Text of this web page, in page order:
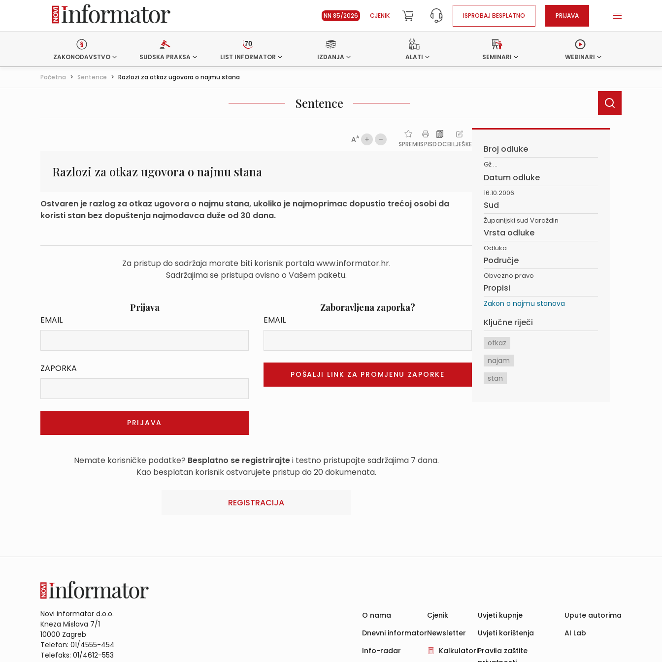
NN 85/2026 CJENIK ISPROBAJ BESPLATNO PRIJAVA
ZAKONODAVSTVO SUDSKA PRAKSA LIST INFORMATOR IZDANJA ALATI SEMINARI WEBINARI
Početna > Sentence > Razlozi za otkaz ugovora o najmu stana
Sentence
AA
SPREMIISPISDOCBILJEŠKE
Razlozi za otkaz ugovora o najmu stana
Ostvaren je razlog za otkaz ugovora o najmu stana, ukoliko je najmoprimac dopustio trećoj osobi da
koristi stan bez dopuštenja najmodavca duže od 30 dana.
Za pristup do sadržaja morate biti korisnik portala www.informator.hr.
Sadržajima se pristupa ovisno o Vašem paketu.
Prijava
EMAIL
ZAPORKA
Zaboravljena zaporka?
EMAIL
Nemate korisničke podatke? Besplatno se registrirajtei testno pristupajte sadržajima 7 dana.
Kao besplatan korisnik ostvarujete pristup do 20 dokumenata.
REGISTRACIJA
Broj odluke
Gž ...
Datum odluke
16.10.2006.
Sud
Županijski sud Varaždin
Vrsta odluke
Odluka
Područje
Obvezno pravo
Propisi
Zakon o najmu stanova
Ključne riječi
otkaz
najam
stan
Novi informator d.o.o.
Kneza Mislava 7/1
10000 Zagreb
Telefon: 01/4555-454
Telefaks: 01/4612-553
O nama
Dnevni informator
Info-radar
Cjenik
Newsletter
Kalkulatori
Uvjeti kupnje
Uvjeti korištenja
Pravila zaštite
Upute autorima
AI Lab